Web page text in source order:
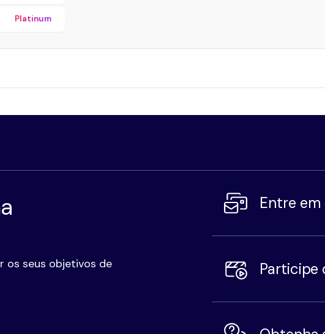
Platinum
os seus objetivos de
Entre
Participe